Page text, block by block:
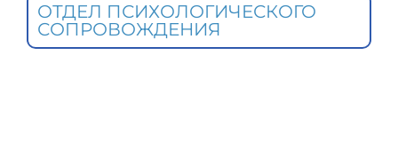
ОТДЕЛ ПСИХОЛОГИЧЕСКОГО
СОПРОВОЖДЕНИЯ